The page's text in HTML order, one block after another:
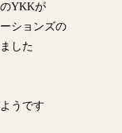
YKKが
ションズの
した
うです